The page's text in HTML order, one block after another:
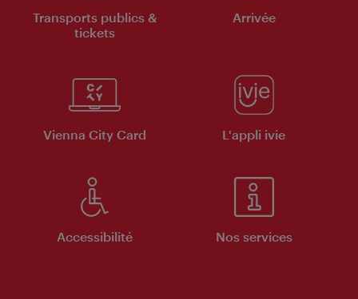
Transports publics &
tickets
Arrivée
Vienna City Card L'appli ivie
Accessibilité Nos services